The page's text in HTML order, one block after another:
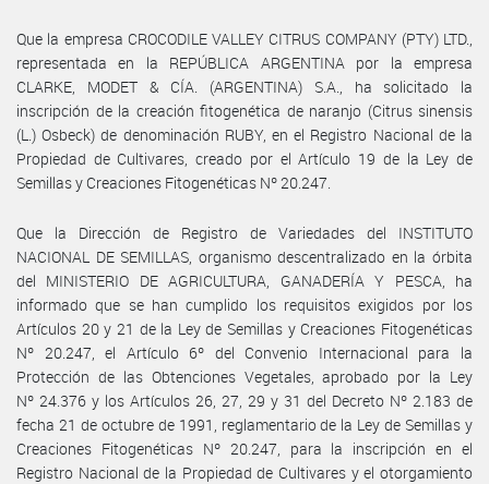
Que la empresa CROCODILE VALLEY CITRUS COMPANY (PTY) LTD.,
representada en la REPÚBLICA ARGENTINA por la empresa
CLARKE, MODET & CÍA. (ARGENTINA) S.A., ha solicitado la
inscripción de la creación fitogenética de naranjo (Citrus sinensis
(L.) Osbeck) de denominación RUBY, en el Registro Nacional de la
Propiedad de Cultivares, creado por el Artículo 19 de la Ley de
Semillas y Creaciones Fitogenéticas Nº 20.247.
Que la Dirección de Registro de Variedades del INSTITUTO
NACIONAL DE SEMILLAS, organismo descentralizado en la órbita
del MINISTERIO DE AGRICULTURA, GANADERÍA Y PESCA, ha
informado que se han cumplido los requisitos exigidos por los
Artículos 20 y 21 de la Ley de Semillas y Creaciones Fitogenéticas
Nº 20.247, el Artículo 6º del Convenio Internacional para la
Protección de las Obtenciones Vegetales, aprobado por la Ley
Nº 24.376 y los Artículos 26, 27, 29 y 31 del Decreto Nº 2.183 de
fecha 21 de octubre de 1991, reglamentario de la Ley de Semillas y
Creaciones Fitogenéticas Nº 20.247, para la inscripción en el
Registro Nacional de la Propiedad de Cultivares y el otorgamiento